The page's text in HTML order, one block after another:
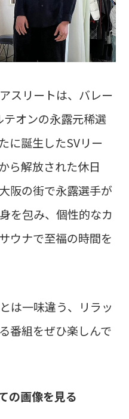
スリートは、バレー
テオンの永露元稀選
に誕生したSVリー
ら解放された休日
阪の街で永露選手が
を包み、個性的なカ
ウナで至福の時間を
は一味違う、リラッ
番組をぜひ楽しんで
の画像を見る